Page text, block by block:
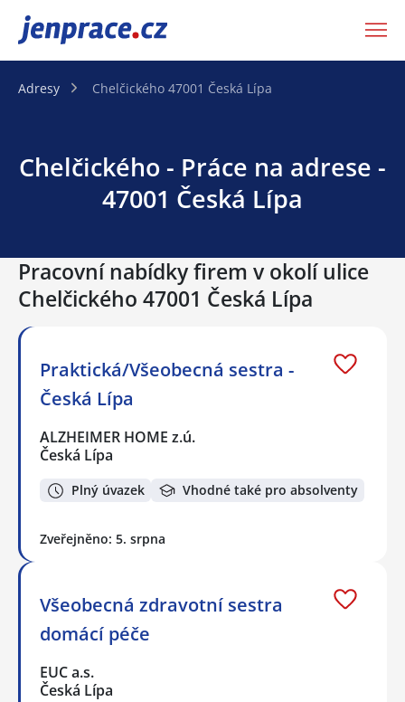
JenPráce.cz
Adresy Chelčického 47001 Česká Lípa
Chelčického - Práce na adrese -
47001 Česká Lípa
Pracovní nabídky firem v okolí ulice
Chelčického 47001 Česká Lípa
Praktická/Všeobecná sestra -
Česká Lípa
ALZHEIMER HOME z.ú.
Česká Lípa
Plný úvazek Vhodné také pro absolventy
Zveřejněno: 5. srpna
Všeobecná zdravotní sestra
domácí péče
EUC a.s.
Česká Lípa